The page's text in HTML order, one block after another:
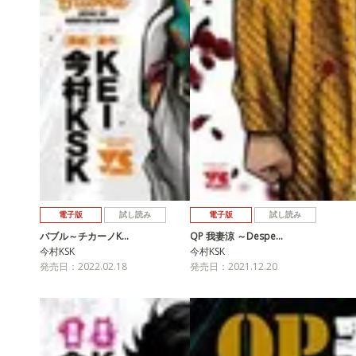
電子版 試し読み
バブル～チカーノK…
今村KSK
発売日：2022.02.18
電子版 試し読み
QP 我妻涼 ～Despe…
今村KSK
発売日：2021.12.20